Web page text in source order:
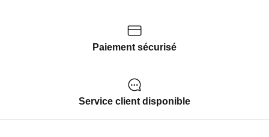
Paiement sécurisé
Service client disponible